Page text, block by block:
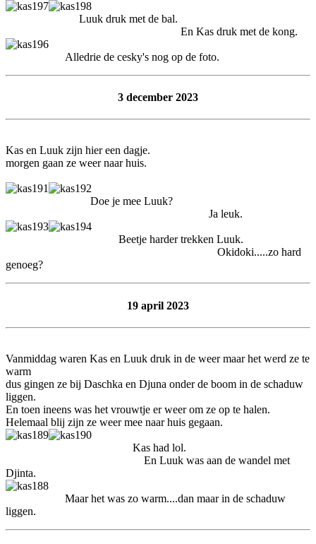
Luuk druk met de bal.
En Kas druk met de kong.
Alledrie de cesky's nog op de foto.
3 december 2023
Kas en Luuk zijn hier een dagje.
morgen gaan ze weer naar huis.
Doe je mee Luuk?
Ja leuk.
Beetje harder trekken Luuk.
Okidoki.....zo hard
genoeg?
19 april 2023
Vanmiddag waren Kas en Luuk druk in de weer maar het werd ze te
warm
dus gingen ze bij Daschka en Djuna onder de boom in de schaduw
liggen.
En toen ineens was het vrouwtje er weer om ze op te halen.
Helemaal blij zijn ze weer mee naar huis gegaan.
Kas had lol.
En Luuk was aan de wandel met
Djinta.
Maar het was zo warm....dan maar in de schaduw
liggen.